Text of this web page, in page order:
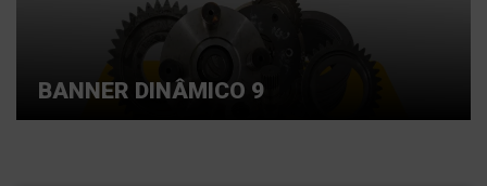
BANNER DINÂMICO 9
Entre em contato conosco e saiba mais